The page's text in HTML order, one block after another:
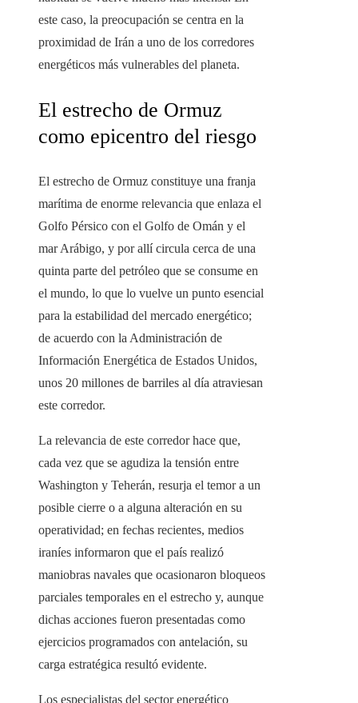
este caso, la preocupación se centra en la
proximidad de Irán a uno de los corredores
energéticos más vulnerables del planeta.
El estrecho de Ormuz
como epicentro del riesgo
El estrecho de Ormuz constituye una franja
marítima de enorme relevancia que enlaza el
Golfo Pérsico con el Golfo de Omán y el
mar Arábigo, y por allí circula cerca de una
quinta parte del petróleo que se consume en
el mundo, lo que lo vuelve un punto esencial
para la estabilidad del mercado energético;
de acuerdo con la Administración de
Información Energética de Estados Unidos,
unos 20 millones de barriles al día atraviesan
este corredor.
La relevancia de este corredor hace que,
cada vez que se agudiza la tensión entre
Washington y Teherán, resurja el temor a un
posible cierre o a alguna alteración en su
operatividad; en fechas recientes, medios
iraníes informaron que el país realizó
maniobras navales que ocasionaron bloqueos
parciales temporales en el estrecho y, aunque
dichas acciones fueron presentadas como
ejercicios programados con antelación, su
carga estratégica resultó evidente.
Los especialistas del sector energético